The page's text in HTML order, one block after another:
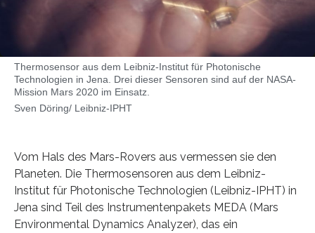
Thermosensor aus dem Leibniz-Institut für Photonische
Technologien in Jena. Drei dieser Sensoren sind auf der NASA-
Mission Mars 2020 im Einsatz.
Sven Döring/ Leibniz-IPHT
Vom Hals des Mars-Rovers aus vermessen sie den
Planeten. Die Thermosensoren aus dem Leibniz-
Institut für Photonische Technologien (Leibniz-IPHT) in
Jena sind Teil des Instrumentenpakets MEDA (Mars
Environmental Dynamics Analyzer), das ein